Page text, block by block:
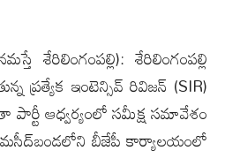
శేరిలింగంప‌ల్లి): శేరిలింగంపల్లి
ప్రత్యేక ఇంటెన్సివ్ రివిజన్ (SIR)
ఆధ్వర్యంలో సమీక్ష సమావేశం
బీజేపీ కార్యాలయంలో